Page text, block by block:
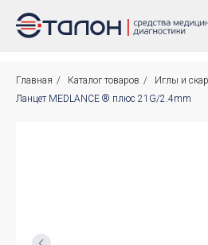
Главная / Каталог товаров / Иглы и
Ланцет MEDLANCE ® плюс 21G/2.4mm